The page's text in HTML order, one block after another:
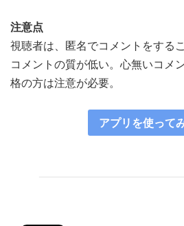
注意点
視聴者は、匿名でコメントをする
コメントの質が低い。心無いコメ
格の方は注意が必要。
アプリを使って